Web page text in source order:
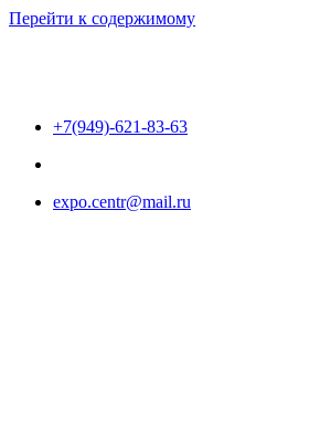
Перейти к содержимому
+7(949)-621-83-63
expo.centr@mail.ru